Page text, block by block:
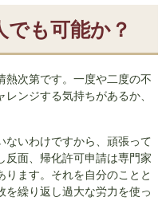
も可能か？
熱次第です。一度や二度の不
ンジする気持ちがあるか、
ないわけですから、頑張って
反面、帰化許可申請は専門家
ります。それを自分のことと
を繰り返し過大な労力を使っ